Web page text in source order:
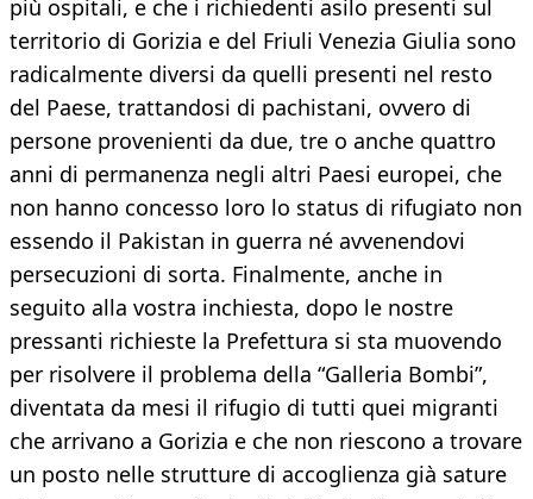
più ospitali, e che i richiedenti asilo presenti sul
territorio di Gorizia e del Friuli Venezia Giulia sono
radicalmente diversi da quelli presenti nel resto
del Paese, trattandosi di pachistani, ovvero di
persone provenienti da due, tre o anche quattro
anni di permanenza negli altri Paesi europei, che
non hanno concesso loro lo status di rifugiato non
essendo il Pakistan in guerra né avvenendovi
persecuzioni di sorta. Finalmente, anche in
seguito alla vostra inchiesta, dopo le nostre
pressanti richieste la Prefettura si sta muovendo
per risolvere il problema della “Galleria Bombi”,
diventata da mesi il rifugio di tutti quei migranti
che arrivano a Gorizia e che non riescono a trovare
un posto nelle strutture di accoglienza già sature